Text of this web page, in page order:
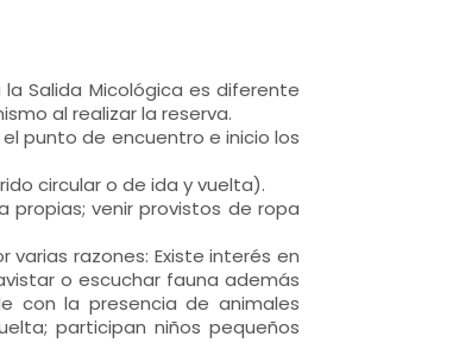
Salida Micológica es diferente
al realizar la reserva.
punto de encuentro e inicio los
circular o de ida y vuelta).
propias; venir provistos de ropa
razones: Existe interés en
o escuchar fauna además
con la presencia de animales
participan niños pequeños